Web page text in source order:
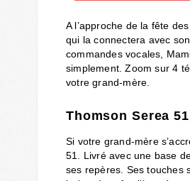
A l’approche de la fête
qui la connectera avec
commandes vocales,
simplement. Zoom sur 4
votre grand-mère.
Thomson Serea
Si votre grand-mère
51. Livré avec une base
ses repères. Ses touches